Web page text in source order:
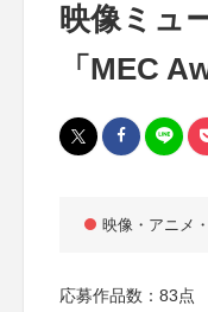
映像ミュ
「MEC
映像・アニメ
応募作品数：83点